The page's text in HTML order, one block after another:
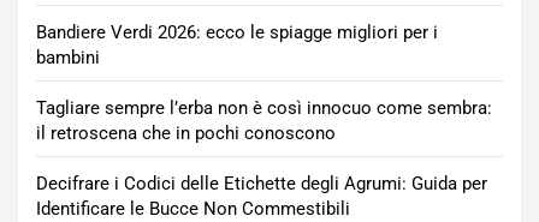
Bandiere Verdi 2026: ecco le spiagge migliori per i
bambini
Tagliare sempre l’erba non è così innocuo come sembra:
il retroscena che in pochi conoscono
Decifrare i Codici delle Etichette degli Agrumi: Guida per
Identificare le Bucce Non Commestibili